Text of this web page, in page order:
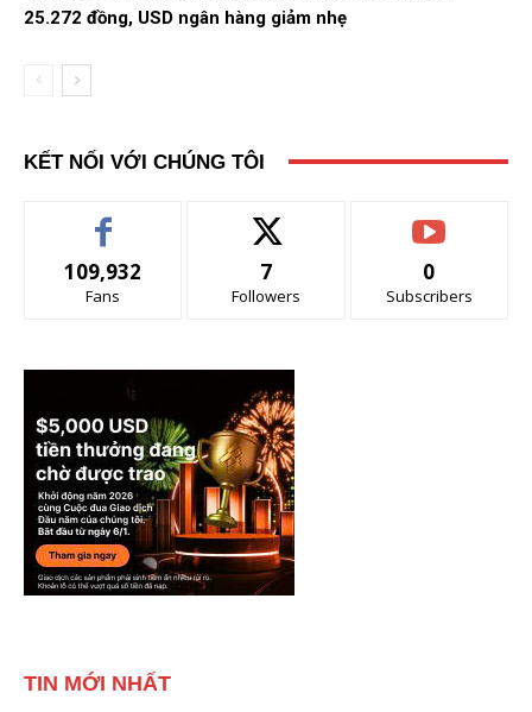
25.272 đồng, USD ngân hàng giảm nhẹ
KẾT NỐI VỚI CHÚNG TÔI
109,932
Fans
7
Followers
0
Subscribers
TIN MỚI NHẤT